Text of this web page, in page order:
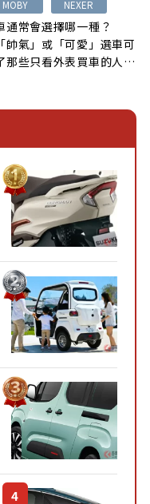
MOBY NEXER
通常會選擇哪一種？
帥氣」或「可愛」選車可
那些只看外表買車的人，